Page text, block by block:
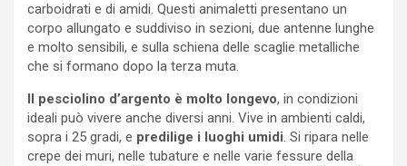
carboidrati e di amidi. Questi animaletti presentano un
corpo allungato e suddiviso in sezioni, due antenne lunghe
e molto sensibili, e sulla schiena delle scaglie metalliche
che si formano dopo la terza muta.
Il pesciolino d’argento è molto longevo, in condizioni
ideali può vivere anche diversi anni. Vive in ambienti caldi,
sopra i 25 gradi, e predilige i luoghi umidi. Si ripara nelle
crepe dei muri, nelle tubature e nelle varie fessure della